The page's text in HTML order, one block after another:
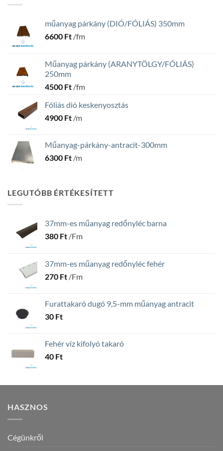
műanyag párkány (DIÓ/FÓLIÁS) 350mm
6600 Ft /fm
Műanyag párkány (ARANYTÖLGY/FÓLIÁS)
250mm
4500 Ft /fm
Fóliás dió keskenyosztás
4900 Ft /m
Műanyag-párkány-antracit-300mm
6300 Ft /m
LEGUTÓBB ÉRTÉKESÍTETT
37mm-es műanyag redőnyléc barna
380 Ft /Fm
37mm-es műanyag redőnyléc fehér
270 Ft /Fm
Furattakaró dugó 9,5-mm műanyag antracit
30 Ft
Fehér víz kifolyó takaró
40 Ft
HASZNOS
Cégünkről